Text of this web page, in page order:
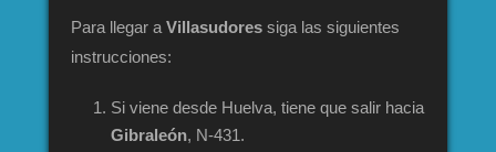
Para llegar a Villasudores siga las siguientes
instrucciones:
Si viene desde Huelva, tiene que salir hacia
Gibraleón, N-431.